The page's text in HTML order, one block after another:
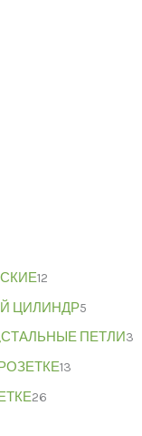
12
ЦИЛИНДР5
ПЕТЛИ3
РОЗЕТКЕ13
26